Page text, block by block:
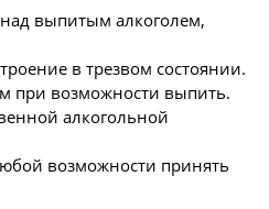
выпитым алкоголем,
в трезвом состоянии.
при возможности выпить.
алкогольной
возможности принять